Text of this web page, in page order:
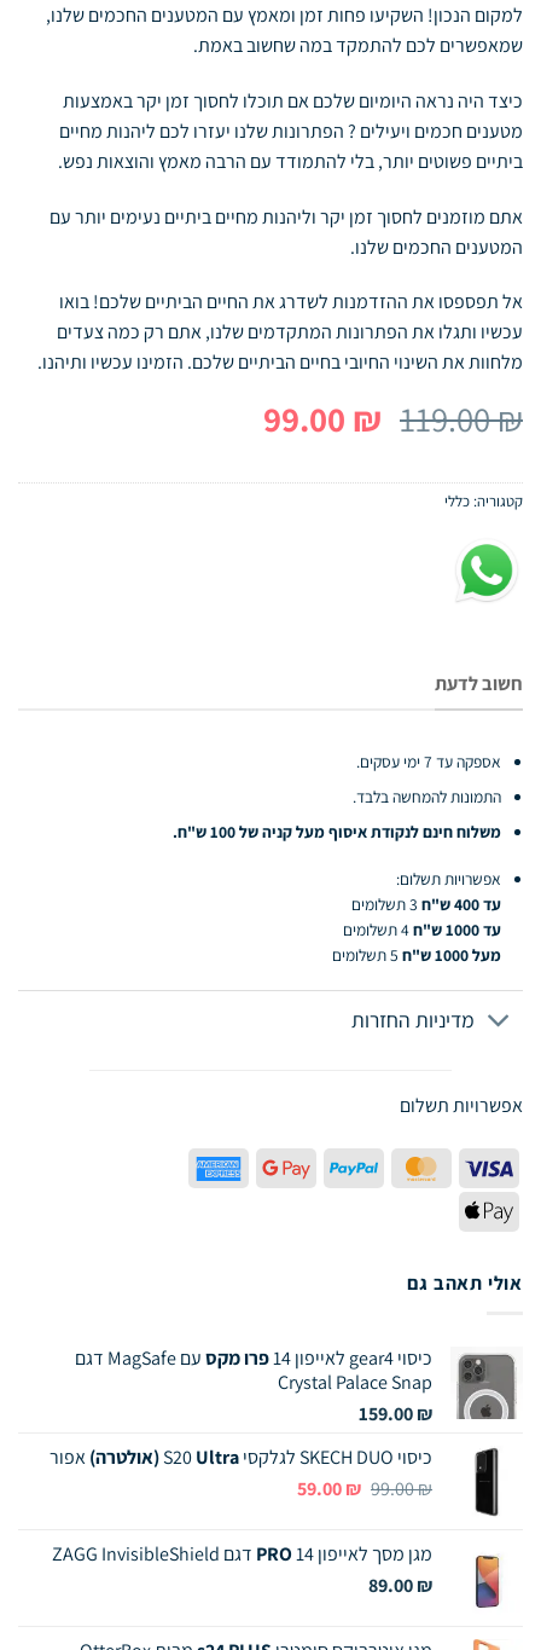
למקום הנכון! השקיעו פחות זמן ומאמץ עם המטענים החכמים שלנו,
שמאפשרים לכם להתמקד במה שחשוב באמת.
כיצד היה נראה היומיום שלכם אם תוכלו לחסוך זמן יקר באמצעות
מטענים חכמים ויעילים ? הפתרונות שלנו יעזרו לכם ליהנות מחיים
ביתיים פשוטים יותר, בלי להתמודד עם הרבה מאמץ והוצאות נפש.
אתם מוזמנים לחסוך זמן יקר וליהנות מחיים ביתיים נעימים יותר עם
המטענים החכמים שלנו.
אל תפספסו את ההזדמנות לשדרג את החיים הביתיים שלכם! בואו
עכשיו ותגלו את הפתרונות המתקדמים שלנו, אתם רק כמה צעדים
מלחוות את השינוי החיובי בחיים הביתיים שלכם. הזמינו עכשיו ותיהנו.
119.00₪ המחיר
היה:
99.00 ₪ המחיר
הוא: קטגוריה: כללי
חשוב לדעת
אספקה עד 7 ימי עסקים.
התמונות להמחשה בלבד.
משלוח חינם לנקודת איסוף מעל קניה של 100 ש"ח.
אפשרויות תשלום:
עד 400 ש"ח
3 תשלומים
עד 1000 ש"ח
4 תשלומים
מעל 1000 ש"ח
5 תשלומים
מדיניות החזרות
אפשרויות תשלום
Visa
MasterCard
PayPal
Google
Pay
Express
Apple
Pay
אולי תאהב גם
כיסוי gear4 לאייפון 14 פרו מקס
עם MagSafe דגם
Crystal Palace Snap
159.00₪
כיסוי SKECH DUO לגלקסי S20
Ultra (אולטרה)
אפור
99.00₪
המחיר
99.00 ₪.
59.00₪
המחיר
59.00 ₪.
מגן מסך לאייפון 14 PRO דגם ZAGG InvisibleShield
89.00₪